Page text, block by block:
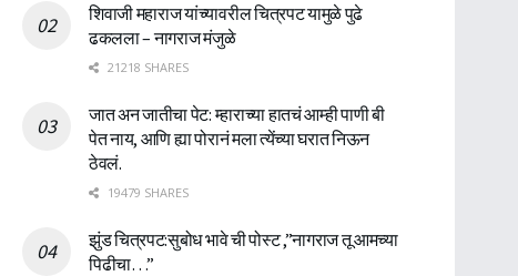
शिवाजी महाराज यांच्यावरील चित्रपट यामुळे पुढे
ढकलला – नागराज मंजुळे
21218 SHARES
जात अन जातीचा पेट: म्हाराच्या हातचं आम्ही पाणी बी
पेत नाय, आणि ह्या पोरानं मला त्येंच्या घरात निऊन
ठेवलं.
19479 SHARES
झुंड चित्रपट:सुबोध भावे ची पोस्ट ,”नागराज तू आमच्या
पिढीचा…”